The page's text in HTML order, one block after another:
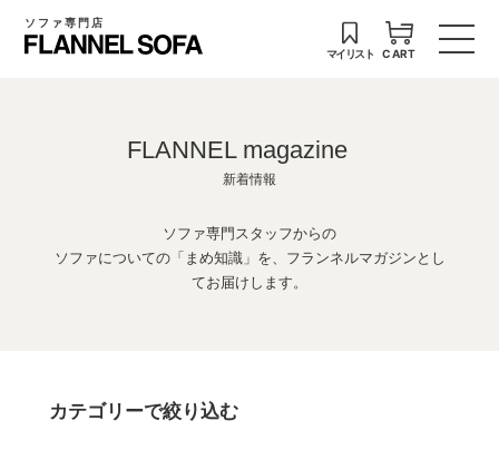
ソファ専門店
マイリスト CART
FLANNEL magazine
新着情報
ソファ専門スタッフからの
ソファについての「まめ知識」を、フランネルマガジンとし
てお届けします。
カテゴリーで絞り込む